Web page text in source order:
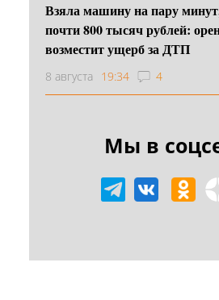
Взяла машину на пару
почти 800 тысяч рублей:
возместит ущерб за ДТП
8 августа 19:34 4
Мы в